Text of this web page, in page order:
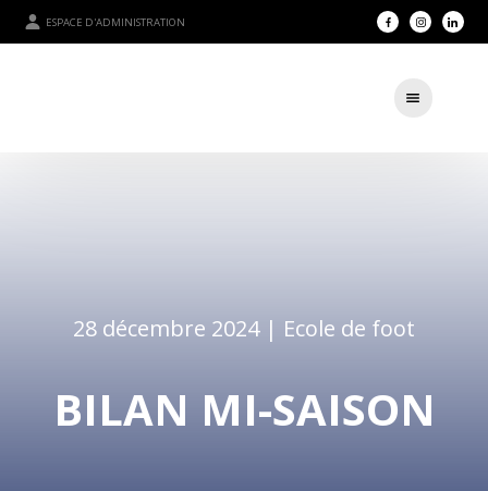
ESPACE D'ADMINISTRATION
28 décembre 2024 | Ecole de foot
BILAN MI-SAISON